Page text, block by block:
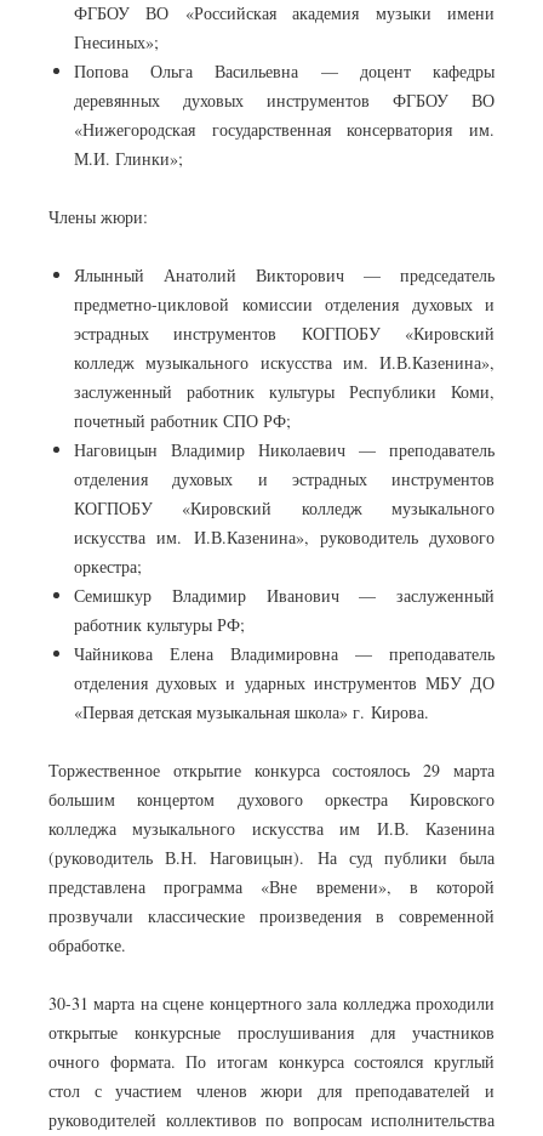
ФГБОУ ВО «Российская академия музыки имени
Гнесиных»;
Попова Ольга Васильевна — доцент кафедры
деревянных духовых инструментов ФГБОУ ВО
«Нижегородская государственная консерватория им.
М.И. Глинки»;
Члены жюри:
Ялынный Анатолий Викторович — председатель
предметно-цикловой комиссии отделения духовых и
эстрадных инструментов КОГПОБУ «Кировский
колледж музыкального искусства им. И.В.Казенина»,
заслуженный работник культуры Республики Коми,
почетный работник СПО РФ;
Наговицын Владимир Николаевич — преподаватель
отделения духовых и эстрадных инструментов
КОГПОБУ «Кировский колледж музыкального
искусства им. И.В.Казенина», руководитель духового
оркестра;
Семишкур Владимир Иванович — заслуженный
работник культуры РФ;
Чайникова Елена Владимировна — преподаватель
отделения духовых и ударных инструментов МБУ ДО
«Первая детская музыкальная школа» г. Кирова.
Торжественное открытие конкурса состоялось 29 марта
большим концертом духового оркестра Кировского
колледжа музыкального искусства им И.В. Казенина
(руководитель В.Н. Наговицын). На суд публики была
представлена программа «Вне времени», в которой
прозвучали классические произведения в современной
обработке.
30-31 марта на сцене концертного зала колледжа проходили
открытые конкурсные прослушивания для участников
очного формата. По итогам конкурса состоялся круглый
стол с участием членов жюри для преподавателей и
руководителей коллективов по вопросам исполнительства